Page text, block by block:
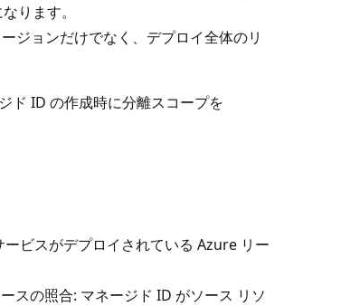
ります。
ジョンだけでなく、デプロイ全体のリ
ド ID の作成時に分離スコープを
ビスがデプロイされている Azure リー
スの照合: マネージド ID がソース リソ